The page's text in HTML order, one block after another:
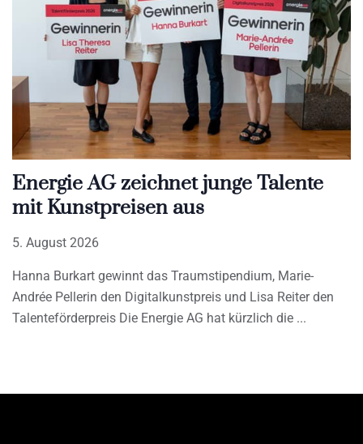
Energie AG zeichnet junge Talente
mit Kunstpreisen aus
5. August 2026
Hanna Burkart gewinnt das Traumstipendium, Marie-
Andrée Pellerin den Digitalkunstpreis und Lisa Reiter den
Talenteförderpreis Die Energie AG hat kürzlich die